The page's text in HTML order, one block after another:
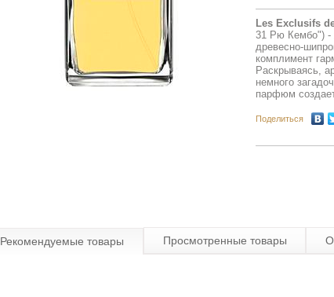
Les Exclusifs
31 Рю Кембо") -
древесно-
комплимент
Раскрываясь,
немного
парфюм
Поделиться
Рекомендуемые товары Просмотренные товары